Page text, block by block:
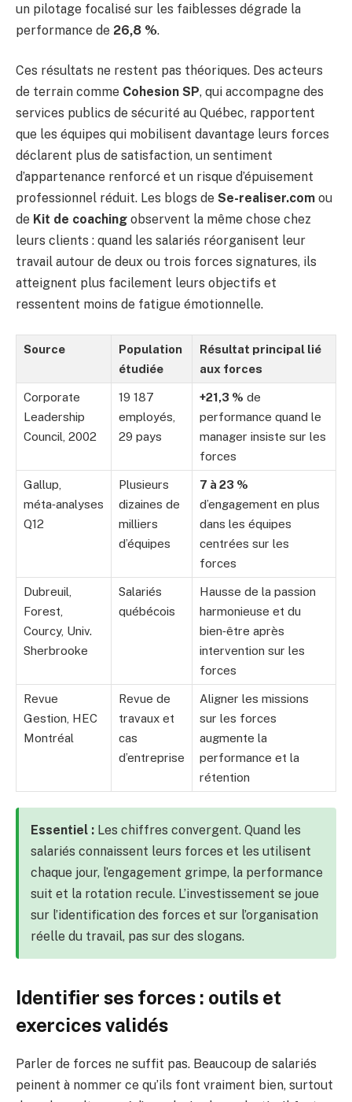
un pilotage focalisé sur les faiblesses dégrade la
performance de 26,8 %.
Ces résultats ne restent pas théoriques. Des acteurs
de terrain comme Cohesion SP, qui accompagne des
services publics de sécurité au Québec, rapportent
que les équipes qui mobilisent davantage leurs forces
déclarent plus de satisfaction, un sentiment
d’appartenance renforcé et un risque d’épuisement
professionnel réduit. Les blogs de Se-realiser.com ou
de Kit de coaching observent la même chose chez
leurs clients : quand les salariés réorganisent leur
travail autour de deux ou trois forces signatures, ils
atteignent plus facilement leurs objectifs et
ressentent moins de fatigue émotionnelle.
Source
Population
étudiée
Résultat principal lié
aux forces
Corporate
Leadership
Council, 2002
19 187
employés,
29 pays
+21,3 % de
performance quand le
manager insiste sur les
forces
Gallup,
méta‑analyses
Q12
Plusieurs
dizaines de
milliers
d’équipes
7 à 23 %
d’engagement en plus
dans les équipes
centrées sur les
forces
Dubreuil,
Forest,
Courcy, Univ.
Sherbrooke
Salariés
québécois
Hausse de la passion
harmonieuse et du
bien‑être après
intervention sur les
forces
Revue
Gestion, HEC
Montréal
Revue de
travaux et
cas
d’entreprise
Aligner les missions
sur les forces
augmente la
performance et la
rétention
Essentiel : Les chiffres convergent. Quand les
salariés connaissent leurs forces et les utilisent
chaque jour, l’engagement grimpe, la performance
suit et la rotation recule. L’investissement se joue
sur l’identification des forces et sur l’organisation
réelle du travail, pas sur des slogans.
Identifier ses forces : outils et
exercices validés
Parler de forces ne suffit pas. Beaucoup de salariés
peinent à nommer ce qu’ils font vraiment bien, surtout